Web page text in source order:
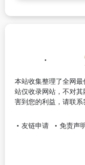
本站收集整理了全网
站仅收录网站，不对
害到您的利益，请联系
友链申请 免责声